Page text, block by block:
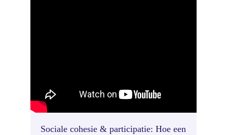
Sociale cohesie & participatie: Hoe een